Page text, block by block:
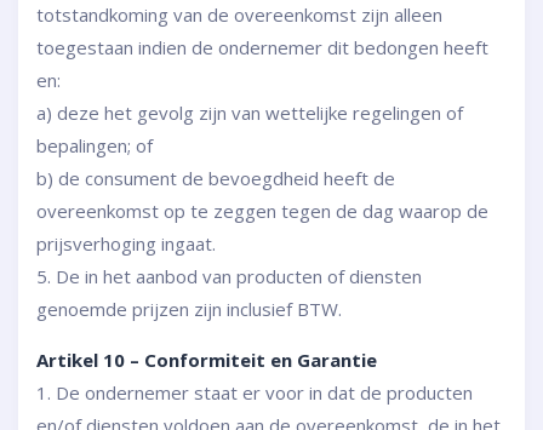
totstandkoming van de overeenkomst zijn alleen
toegestaan indien de ondernemer dit bedongen heeft
en:
a) deze het gevolg zijn van wettelijke regelingen of
bepalingen; of
b) de consument de bevoegdheid heeft de
overeenkomst op te zeggen tegen de dag waarop de
prijsverhoging ingaat.
5. De in het aanbod van producten of diensten
genoemde prijzen zijn inclusief BTW.
Artikel 10 – Conformiteit en Garantie
1. De ondernemer staat er voor in dat de producten